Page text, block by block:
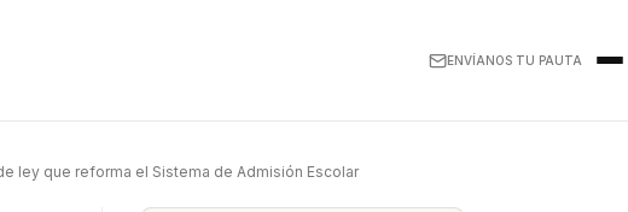
ENVÍANOS TU PAUTA
ley que reforma el Sistema de Admisión Escolar